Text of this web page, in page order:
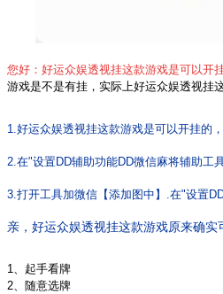
您好：好运众娱透视挂这款游戏是可以开
游戏是不是有挂，实际上好运众娱透视挂
1.好运众娱透视挂这款游戏是可以开挂的
2.在"设置DD辅助功能DD微信麻将辅助工
3.打开工具加微信【添加图中】.在"设置
亲 ，好运众娱透视挂这款游戏原来确实
1、起手看牌
2、随意选牌